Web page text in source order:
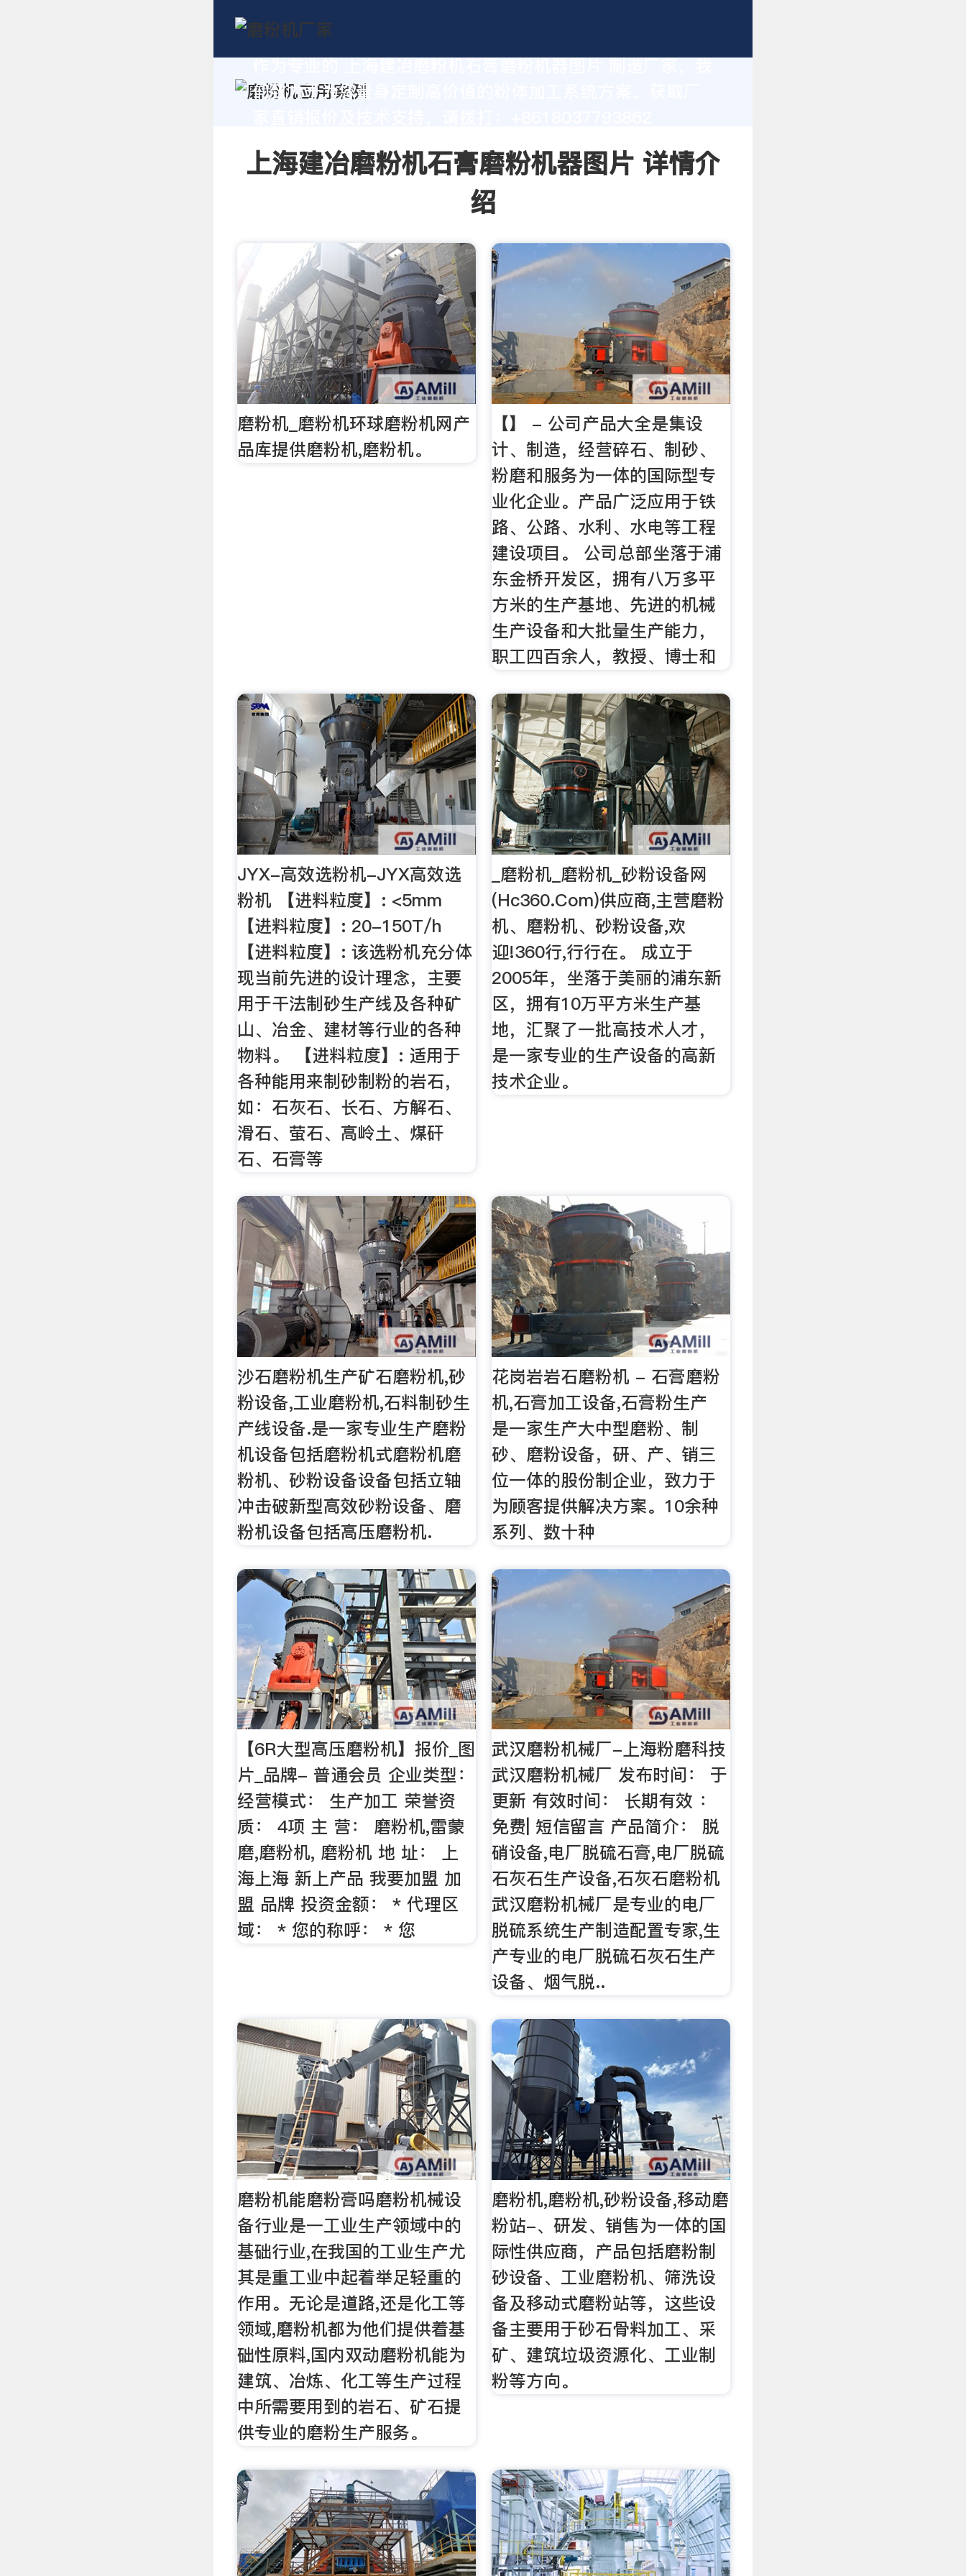
们致力于为您量身定制高价值的粉体加工系统方案。获取厂
上海建冶磨粉机石膏磨粉机器图片 详情介
绍
磨粉机_磨粉机环球磨粉机网产
品库提供磨粉机,磨粉机。
【】 - 公司产品大全是集设
计、制造，经营碎石、制砂、
粉磨和服务为一体的国际型专
业化企业。产品广泛应用于铁
路、公路、水利、水电等工程
建设项目。 公司总部坐落于浦
东金桥开发区，拥有八万多平
方米的生产基地、先进的机械
生产设备和大批量生产能力，
职工四百余人，教授、博士和
JYX-高效选粉机-JYX高效选
粉机 【进料粒度】: <5mm
【进料粒度】: 20-150T/h
【进料粒度】: 该选粉机充分体
现当前先进的设计理念，主要
用于干法制砂生产线及各种矿
山、冶金、建材等行业的各种
物料。 【进料粒度】: 适用于
各种能用来制砂制粉的岩石，
如：石灰石、长石、方解石、
滑石、萤石、高岭土、煤矸
石、石膏等
_磨粉机_磨粉机_砂粉设备网
(Hc360.Com)供应商,主营磨粉
机、磨粉机、砂粉设备,欢
迎!360行,行行在。 成立于
2005年，坐落于美丽的浦东新
区，拥有10万平方米生产基
地，汇聚了一批高技术人才，
是一家专业的生产设备的高新
技术企业。
沙石磨粉机生产矿石磨粉机,砂
粉设备,工业磨粉机,石料制砂生
产线设备.是一家专业生产磨粉
机设备包括磨粉机式磨粉机磨
粉机、砂粉设备设备包括立轴
冲击破新型高效砂粉设备、磨
粉机设备包括高压磨粉机.
花岗岩岩石磨粉机 - 石膏磨粉
机,石膏加工设备,石膏粉生产
是一家生产大中型磨粉、制
砂、磨粉设备，研、产、销三
位一体的股份制企业，致力于
为顾客提供解决方案。10余种
系列、数十种
【6R大型高压磨粉机】报价_图
片_品牌- 普通会员 企业类型：
经营模式： 生产加工 荣誉资
质： 4项 主 营： 磨粉机,雷蒙
磨,磨粉机, 磨粉机 地 址： 上
海上海 新上产品 我要加盟 加
盟 品牌 投资金额： * 代理区
域： * 您的称呼： * 您
武汉磨粉机械厂-上海粉磨科技
武汉磨粉机械厂 发布时间： 于
更新 有效时间： 长期有效 ：
免费| 短信留言 产品简介： 脱
硝设备,电厂脱硫石膏,电厂脱硫
石灰石生产设备,石灰石磨粉机
武汉磨粉机械厂是专业的电厂
脱硫系统生产制造配置专家,生
产专业的电厂脱硫石灰石生产
设备、烟气脱..
磨粉机能磨粉膏吗磨粉机械设
备行业是一工业生产领域中的
基础行业,在我国的工业生产尤
其是重工业中起着举足轻重的
作用。无论是道路,还是化工等
领域,磨粉机都为他们提供着基
础性原料,国内双动磨粉机能为
建筑、冶炼、化工等生产过程
中所需要用到的岩石、矿石提
供专业的磨粉生产服务。
磨粉机,磨粉机,砂粉设备,移动磨
粉站-、研发、销售为一体的国
际性供应商，产品包括磨粉制
砂设备、工业磨粉机、筛洗设
备及移动式磨粉站等，这些设
备主要用于砂石骨料加工、采
矿、建筑垃圾资源化、工业制
粉等方向。